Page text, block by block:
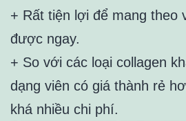
+ Rất tiện lợi để mang theo
được ngay.
+ So với các loại collagen
dạng viên có giá thành rẻ
khá nhiều chi phí.